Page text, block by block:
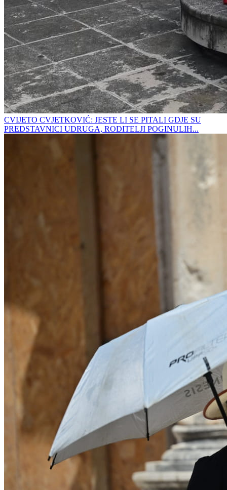
CVIJETO CVJETKOVIĆ: JESTE LI SE PITALI GDJE SU
PREDSTAVNICI UDRUGA, RODITELJI POGINULIH...